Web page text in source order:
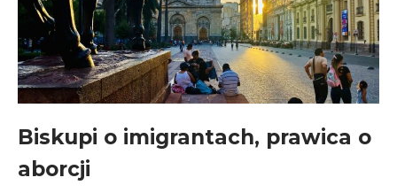
Biskupi o imigrantach, prawica o
aborcji